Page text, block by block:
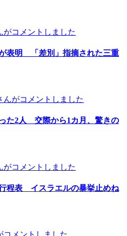
がコメントしました
が表明 「差別」指摘された三重
んがコメントしました
た2人 交際から1カ月、驚きの
がコメントしました
行程表 イスラエルの暴挙止めね